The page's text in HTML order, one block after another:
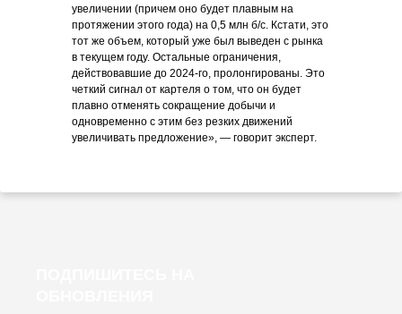
увеличении (причем оно будет плавным на
протяжении этого года) на 0,5 млн б/с. Кстати, это
тот же объем, который уже был выведен с рынка
в текущем году. Остальные ограничения,
действовавшие до 2024-го, пролонгированы. Это
четкий сигнал от картеля о том, что он будет
плавно отменять сокращение добычи и
одновременно с этим без резких движений
увеличивать предложение», — говорит эксперт.